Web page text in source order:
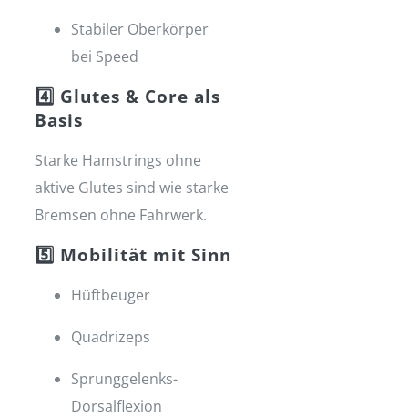
Stabiler Oberkörper
bei Speed
4️⃣ Glutes & Core als
Basis
Starke Hamstrings ohne
aktive Glutes sind wie starke
Bremsen ohne Fahrwerk.
5️⃣ Mobilität mit Sinn
Hüftbeuger
Quadrizeps
Sprunggelenks-
Dorsalflexion